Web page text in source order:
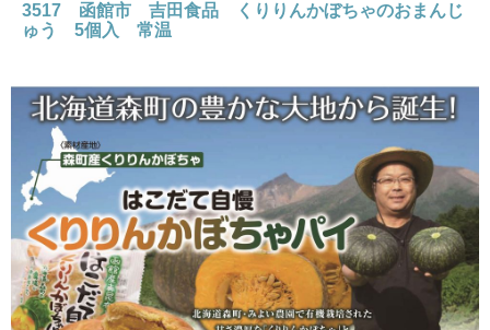
3517 函館市 吉田食品 くりりんかぼちゃのおまんじ
ゅう 5個入 常温